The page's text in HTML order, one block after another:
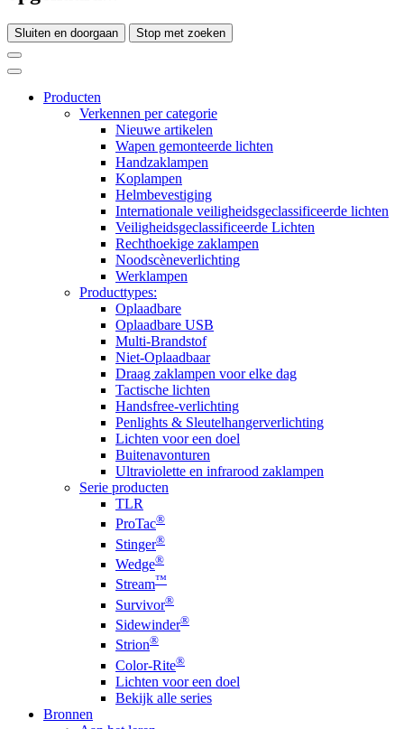
Sluiten en doorgaan Stop met zoeken
Producten
Verkennen per categorie
Nieuwe artikelen
Wapen gemonteerde lichten
Handzaklampen
Koplampen
Helmbevestiging
Internationale veiligheidsgeclassificeerde lichten
Veiligheidsgeclassificeerde Lichten
Rechthoekige zaklampen
Noodscèneverlichting
Werklampen
Producttypes:
Oplaadbare
Oplaadbare USB
Multi-Brandstof
Niet-Oplaadbaar
Draag zaklampen voor elke dag
Tactische lichten
Handsfree-verlichting
Penlights & Sleutelhangerverlichting
Lichten voor een doel
Buitenavonturen
Ultraviolette en infrarood zaklampen
Serie producten
TLR
ProTac®
Stinger®
Wedge®
Stream™
Survivor®
Sidewinder®
Strion®
Color-Rite®
Lichten voor een doel
Bekijk alle series
Bronnen